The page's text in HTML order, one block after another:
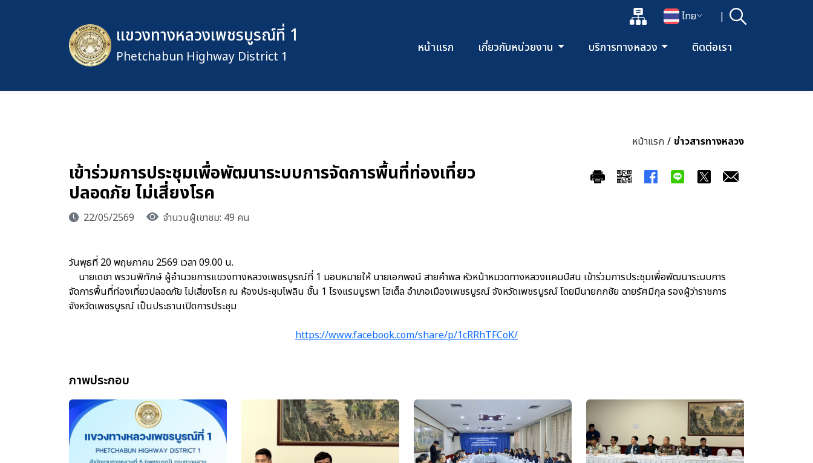
แผนผังเว็บไซต์
เปลี่ยนภาษา
ไทย | ค้นหา
เปิดกล่องค้นหาข้อมูลหลักของเว็บไซต์
แขวงทางหลวงเพชรบูรณ์ที่ 1
Phetchabun Highway District 1
หน้าแรก เกี่ยวกับหน่วยงาน บริการทางหลวง ติดต่อเรา
หน้าแรก / ข่าวสารทางหลวง
เข้าร่วมการประชุมเพื่อพัฒนาระบบการจัดการพื้นที่ท่องเที่ยว
ปลอดภัย ไม่เสี่ยงโรค
22/05/2569 จำนวนผู้เขาชม: 49 คน
วันพุธที่ 20 พฤษภาคม 2569 เวลา 09.00 น.
นายเดชา พรวนพิทักษ์ ผู้อำนวยการแขวงทางหลวงเพชรบูรณ์ที่ 1 มอบหมายให้ นายเอกพจน์ สายคำพล หัวหน้าหมวดทางหลวงเเคมป์สน เข้าร่วมการประชุมเพื่อพัฒนาระบบการ
จัดการพื้นที่ท่องเที่ยวปลอดภัย ไม่เสี่ยงโรค ณ ห้องประชุมไพลิน ชั้น 1 โรงแรมบูรพา โฮเต็ล อำเภอเมืองเพชรบูรณ์ จังหวัดเพชรบูรณ์ โดยมีนายกกชัย ฉายรัศมีกุล รองผู้ว่าราชการ
จังหวัดเพชรบูรณ์ เป็นประธานเปิดการประชุม
https://www.facebook.com/share/p/1cRRhTFCoK/
ภาพประกอบ